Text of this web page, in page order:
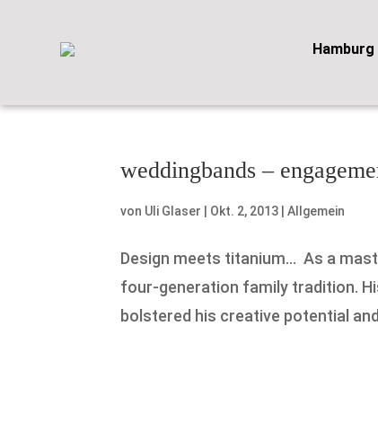
Hamburg
weddingbands –
von Uli Glaser Okt. 2, 2013 |Allgemein
Design meets titanium… As a
four-generation family tradition.
bolstered his creative potential